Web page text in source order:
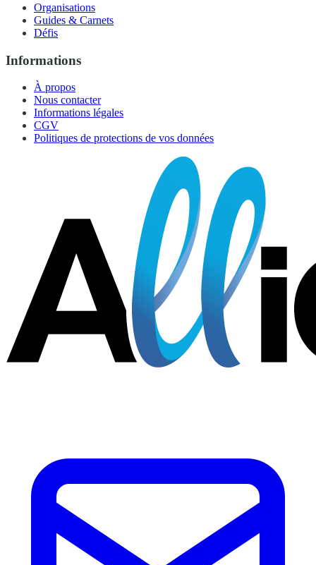
Organisations
Guides & Carnets
Défis
Informations
À propos
Nous contacter
Informations légales
CGV
Politiques de protections de vos données